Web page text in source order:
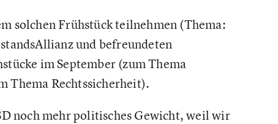
solchen Frühstück teilnehmen (Thema:
und befreundeten
im September (zum Thema
Thema Rechtssicherheit).
noch mehr politisches Gewicht, weil wir